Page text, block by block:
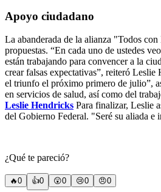
Apoyo ciudadano
La abanderada de la alianza "Todos
propuestas. “En cada uno de ustedes
están trabajando para convencer a la
crear falsas expectativas”, reiteró Leslie
el triunfo el próximo primero de julio”,
en servicios de salud, así como del
Leslie Hendricks Para finalizar, Leslie
del Gobierno Federal. "Seré su aliada e
¿Qué te pareció?
🔥0 👍0 😲0 😢0 😠0